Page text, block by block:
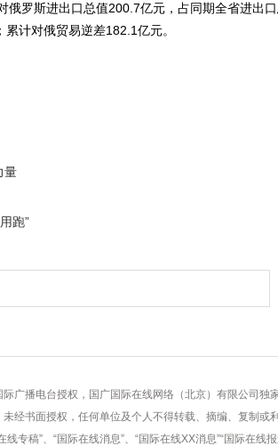
俄罗斯进出口总值200.7亿元，占同期全省进出
计对俄贸易逆差182.1亿元。
量
跑”
广播电台授权，国广国际在线网络（北京）有限公司独
经书面授权，任何单位及个人不得转载、摘编、复制或
专稿”、“国际在线消息”、“国际在线XX消息”“国际在